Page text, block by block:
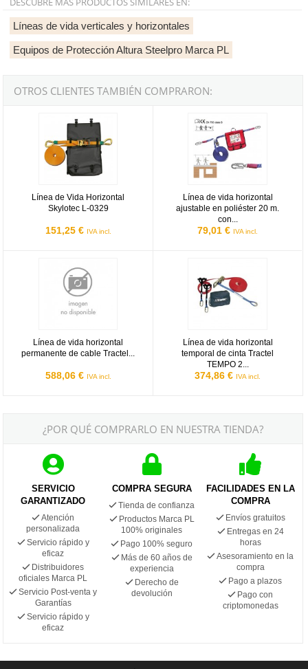
Líneas de vida verticales y horizontales
Equipos de Protección Altura Steelpro Marca PL
OTROS CLIENTES TAMBIÉN COMPRARON:
Línea de Vida Horizontal
Skylotec L-0329
151,25 € IVA incl.
Línea de vida horizontal
ajustable en poliéster 20 m.
con...
79,01 € IVA incl.
Línea de vida horizontal
permanente de cable Tractel...
588,06 € IVA incl.
Línea de vida horizontal
temporal de cinta Tractel
TEMPO 2...
374,86 € IVA incl.
¿POR QUÉ COMPRARLO EN NUESTRA TIENDA?
SERVICIO
GARANTIZADO
Atención
personalizada
Servicio rápido y
eficaz
Distribuidores
oficiales Marca PL
Servicio Post-venta y
Garantías
Servicio rápido y
eficaz
COMPRA SEGURA
Tienda de confianza
Productos Marca PL
100% originales
Pago 100% seguro
Más de 60 años de
experiencia
Derecho de
devolución
FACILIDADES EN LA
COMPRA
Envíos gratuitos
Entregas en 24
horas
Asesoramiento en la
compra
Pago a plazos
Pago con
criptomonedas